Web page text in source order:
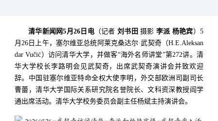
清华新闻网5月26日电（记者刘书田 摄影李派 杨艳宾）5
月26日上午，塞尔维亚总统阿莱克桑达尔·武契奇（H.E.Aleksan
dar Vučić）访问清华大学，并做客“海外名师讲堂”第272讲。清
华大学校长李路明会见武契奇，出席武契奇演讲会并致欢迎
辞。中国驻塞尔维亚特命全权大使李明，外交部欧洲司副司长
曹蕾，清华大学国际关系研究院名誉院长、文科资深教授阎学
通出席活动。清华大学校务委员会副主任杨斌主持演讲会。